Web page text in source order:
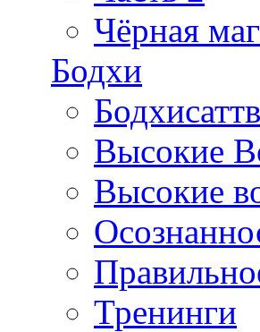
Чёрная
Бодхи
Высокие
Высокие
Тренинги